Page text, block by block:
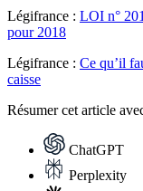
Légifrance : LOI n°
pour 2018
Légifrance : Ce qu’il
caisse
Résumercet article
ChatGPT
Perplexity